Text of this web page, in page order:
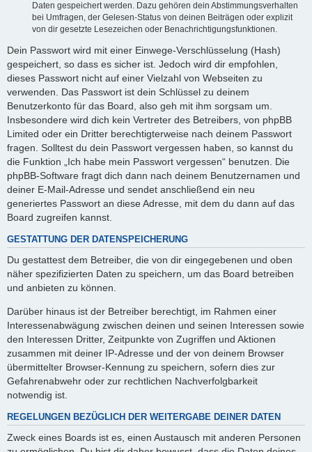
Daten gespeichert werden. Dazu gehören dein Abstimmungsverhalten
bei Umfragen, der Gelesen-Status von deinen Beiträgen oder explizit
von dir gesetzte Lesezeichen oder Benachrichtigungsfunktionen.
Dein Passwort wird mit einer Einwege-Verschlüsselung (Hash)
gespeichert, so dass es sicher ist. Jedoch wird dir empfohlen,
dieses Passwort nicht auf einer Vielzahl von Webseiten zu
verwenden. Das Passwort ist dein Schlüssel zu deinem
Benutzerkonto für das Board, also geh mit ihm sorgsam um.
Insbesondere wird dich kein Vertreter des Betreibers, von phpBB
Limited oder ein Dritter berechtigterweise nach deinem Passwort
fragen. Solltest du dein Passwort vergessen haben, so kannst du
die Funktion „Ich habe mein Passwort vergessen“ benutzen. Die
phpBB-Software fragt dich dann nach deinem Benutzernamen und
deiner E-Mail-Adresse und sendet anschließend ein neu
generiertes Passwort an diese Adresse, mit dem du dann auf das
Board zugreifen kannst.
GESTATTUNG DER DATENSPEICHERUNG
Du gestattest dem Betreiber, die von dir eingegebenen und oben
näher spezifizierten Daten zu speichern, um das Board betreiben
und anbieten zu können.
Darüber hinaus ist der Betreiber berechtigt, im Rahmen einer
Interessenabwägung zwischen deinen und seinen Interessen sowie
den Interessen Dritter, Zeitpunkte von Zugriffen und Aktionen
zusammen mit deiner IP-Adresse und der von deinem Browser
übermittelter Browser-Kennung zu speichern, sofern dies zur
Gefahrenabwehr oder zur rechtlichen Nachverfolgbarkeit
notwendig ist.
REGELUNGEN BEZÜGLICH DER WEITERGABE DEINER DATEN
Zweck eines Boards ist es, einen Austausch mit anderen Personen